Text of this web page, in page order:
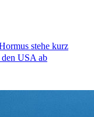
stehe kurz
USA ab